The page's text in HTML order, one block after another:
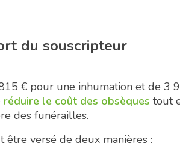
du souscripteur
€ pour une inhumation et de 3
réduire le coût des obsèques tout
des funérailles.
être versé de deux manières :